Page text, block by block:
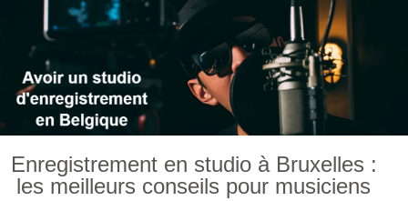
Enregistrement en studio à Bruxelles :
les meilleurs conseils pour musiciens